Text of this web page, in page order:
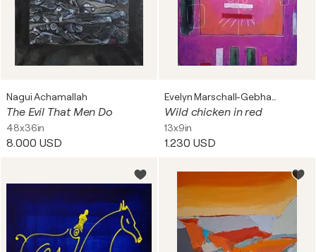
Nagui Achamallah
The Evil That Men Do
48x36in
8.000 USD
Wild chicken in red
13x9in
1.230 USD